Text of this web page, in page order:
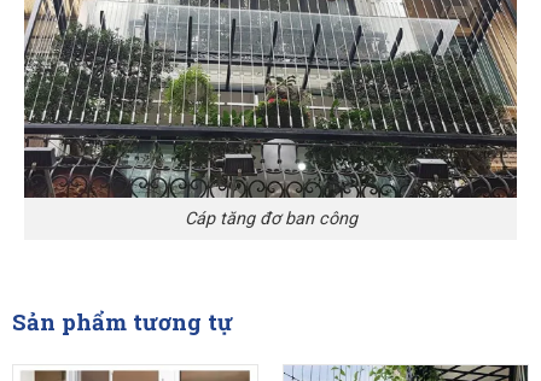
Cáp tăng đơ ban công
Sản phẩm tương tự